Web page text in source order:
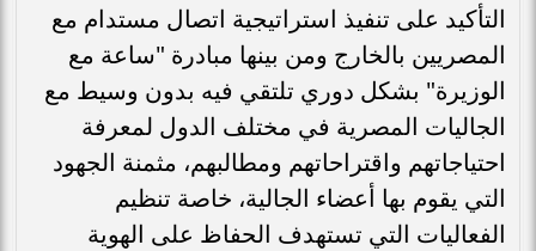
التأكيد على تنفيذ استراتيجية اتصال مستدام مع
المصريين بالخارج ومن بينها مبادرة "ساعة مع
الوزيرة" بشكل دوري تلتقي فيه بدون وسيط مع
الجاليات المصرية في مختلف الدول لمعرفة
احتياجاتهم واقتراحاتهم ومطالبهم، مثمنة الجهود
التي يقوم بها أعضاء الجالية، خاصة تنظيم
الفعاليات التي تستهدف الحفاظ على الهوية